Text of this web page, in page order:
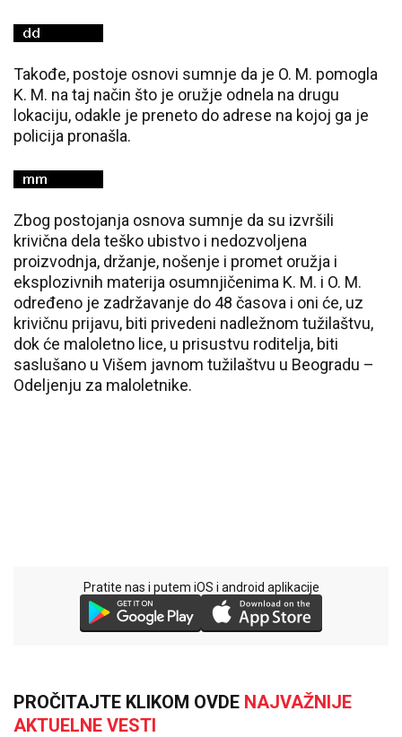
Takođe, postoje osnovi sumnje da je O. M. pomogla
K. M. na taj način što je oružje odnela na drugu
lokaciju, odakle je preneto do adrese na kojoj ga je
policija pronašla.
Zbog postojanja osnova sumnje da su izvršili
krivična dela teško ubistvo i nedozvoljena
proizvodnja, držanje, nošenje i promet oružja i
eksplozivnih materija osumnjičenima K. M. i O. M.
određeno je zadržavanje do 48 časova i oni će, uz
krivičnu prijavu, biti privedeni nadležnom tužilaštvu,
dok će maloletno lice, u prisustvu roditelja, biti
saslušano u Višem javnom tužilaštvu u Beogradu –
Odeljenju za maloletnike.
Pratite nas i putem iOS i android aplikacije
PROČITAJTE KLIKOM OVDE NAJVAŽNIJE
AKTUELNE VESTI